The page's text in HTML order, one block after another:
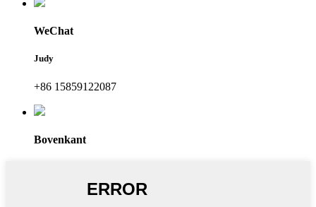
WeChat
Judy
+86 15859122087
Bovenkant